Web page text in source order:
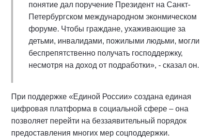
понятие дал поручение Президент на Санкт-
Петербургском международном эконмическом
форуме. Чтобы граждане, ухаживающие за
детьми, инвалидами, пожилыми людьми, могли
беспрепятственно получать господдержку,
несмотря на доход от подработки», - сказал он.
При поддержке «Единой России» создана единая
цифровая платформа в социальной сфере – она
позволяет перейти на беззаявительный порядок
предоставления многих мер соцподдержки.